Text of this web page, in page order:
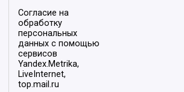
Согласие на
обработку
персональных
данных с помощью
сервисов
Yandex.Metrika,
LiveInternet,
top.mail.ru